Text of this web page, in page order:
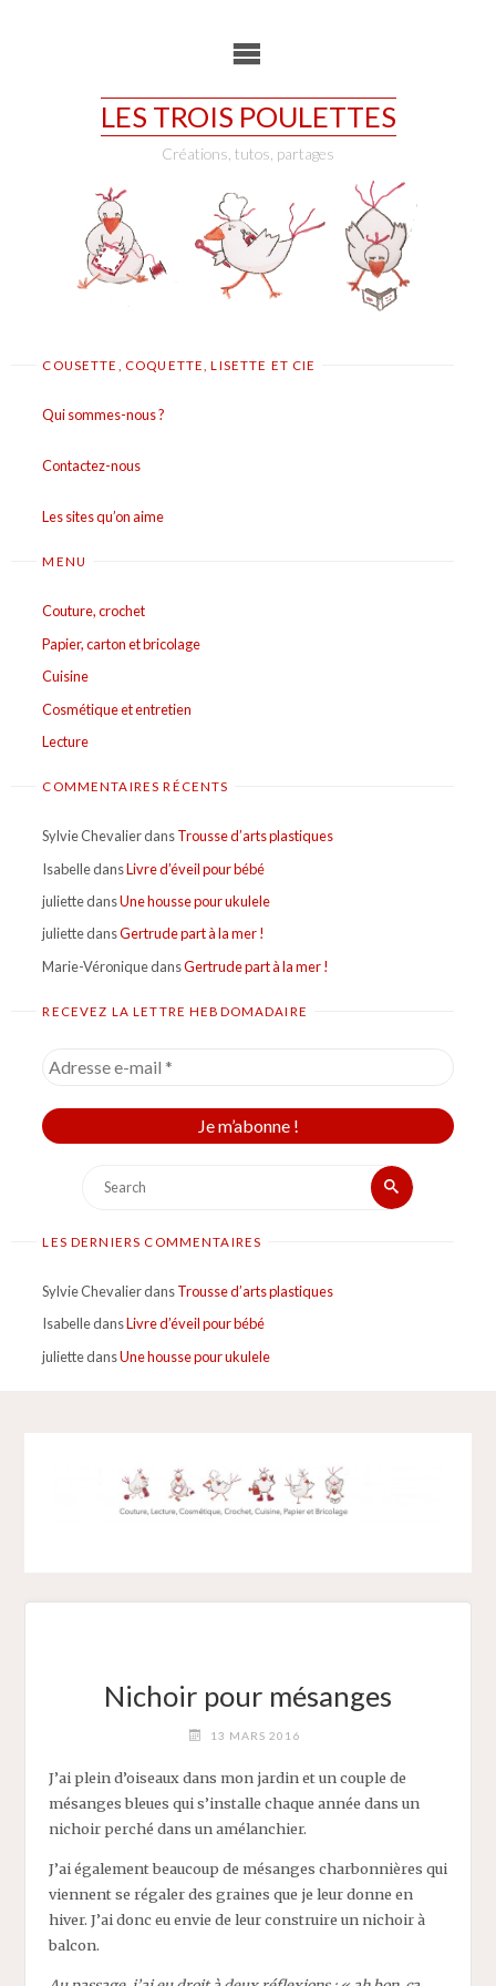
LES TROIS POULETTES
Créations, tutos, partages
COUSETTE, COQUETTE, LISETTE ET CIE
Qui sommes-nous ?
Contactez-nous
Les sites qu’on aime
MENU
Couture, crochet
Papier, carton et bricolage
Cuisine
Cosmétique et entretien
Lecture
COMMENTAIRES RÉCENTS
Sylvie ChevalierdansTrousse d’arts plastiques
IsabelledansLivre d’éveil pour bébé
juliettedansUne housse pour ukulele
juliettedansGertrude part à la mer !
Marie-VéroniquedansGertrude part à la mer !
RECEVEZ LA LETTRE HEBDOMADAIRE
Search
Search
LES DERNIERS COMMENTAIRES
Sylvie ChevalierdansTrousse d’arts plastiques
IsabelledansLivre d’éveil pour bébé
juliettedansUne housse pour ukulele
Nichoir pour mésanges
13 MARS 2016
J’ai plein d’oiseaux dans mon jardin et un couple de
mésanges bleues qui s’installe chaque année dans un
nichoir perché dans un amélanchier.
J’ai également beaucoup de mésanges charbonnières qui
viennent se régaler des graines que je leur donne en
hiver. J’ai donc eu envie de leur construire un nichoir à
balcon.